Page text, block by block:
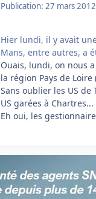
Publication: 27 mars 2012
Hier lundi, il y avait
Mans, entre autres, a
Ouais, lundi, on nous
la région Pays de
Sans oublier les US
US garées à Chartres...
Eh oui, les